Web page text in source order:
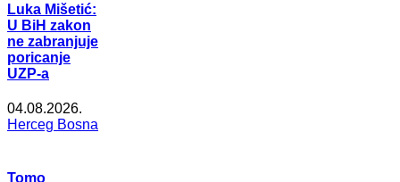
Luka Mišetić:
U BiH zakon
ne zabranjuje
poricanje
UZP-a
04.08.2026.
Herceg Bosna
Tomo